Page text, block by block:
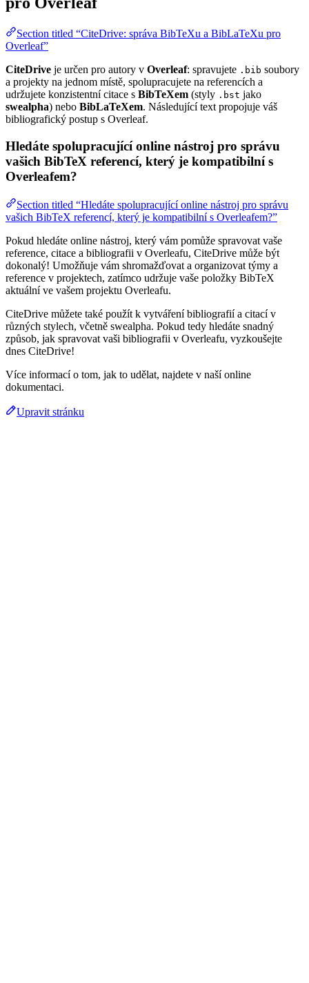
Section titled “CiteDrive: správa BibTeXu a BibLaTeXu pro
Overleaf”
CiteDrive je určen pro autory v Overleaf: spravujete .bib soubory
a projekty na jednom místě, spolupracujete na referencích a
udržujete konzistentní citace s BibTeXem (styly .bst jako
swealpha) nebo BibLaTeXem. Následující text propojuje váš
bibliografický postup s Overleaf.
Hledáte spolupracující online nástroj pro správu
vašich BibTeX referencí, který je kompatibilní s
Overleafem?
Section titled “Hledáte spolupracující online nástroj pro správu
vašich BibTeX referencí, který je kompatibilní s Overleafem?”
Pokud hledáte online nástroj, který vám pomůže spravovat vaše
reference, citace a bibliografii v Overleafu, CiteDrive může být
dokonalý! Umožňuje vám shromažďovat a organizovat týmy a
reference v projektech, zatímco udržuje vaše položky BibTeX
aktuální ve vašem projektu Overleafu.
CiteDrive můžete také použít k vytváření bibliografií a citací v
různých stylech, včetně swealpha. Pokud tedy hledáte snadný
způsob, jak spravovat vaši bibliografii v Overleafu, vyzkoušejte
dnes CiteDrive!
Více informací o tom, jak to udělat, najdete v naší online
dokumentaci.
Upravit stránku